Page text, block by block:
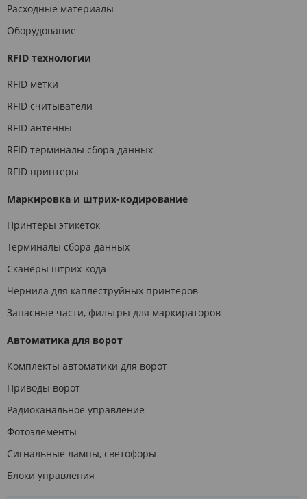
Расходные материалы
Оборудование
RFID технологии
RFID метки
RFID считыватели
RFID антенны
RFID терминалы сбора данных
RFID принтеры
Маркировка и штрих-кодирование
Принтеры этикеток
Терминалы сбора данных
Сканеры штрих-кода
Чернила для каплеструйных принтеров
Запасные части, фильтры для маркираторов
Автоматика для ворот
Комплекты автоматики для ворот
Приводы ворот
Радиоканальное управление
Фотоэлементы
Сигнальные лампы, светофоры
Блоки управления